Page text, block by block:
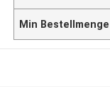
Min Bestellmenge